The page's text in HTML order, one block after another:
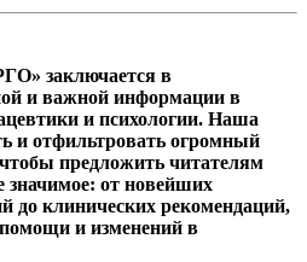
заключается в
и важной информации в
и психологии. Наша
и отфильтровать огромный
предложить читателям
значимое: от новейших
до клинических рекомендаций,
и изменений в